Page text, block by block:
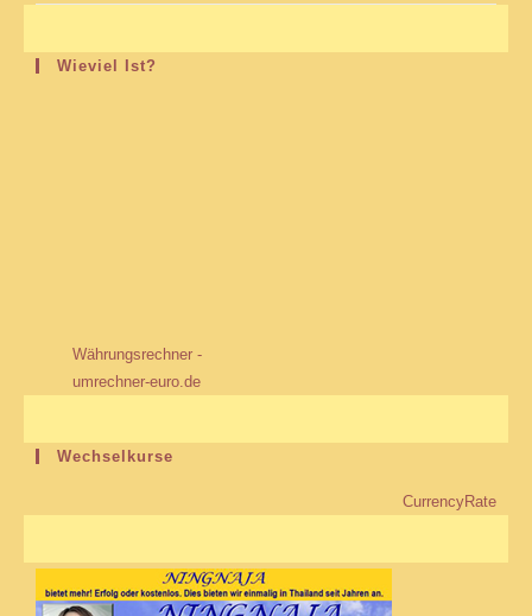
Wieviel Ist?
Währungsrechner -
umrechner-euro.de
Wechselkurse
CurrencyRate